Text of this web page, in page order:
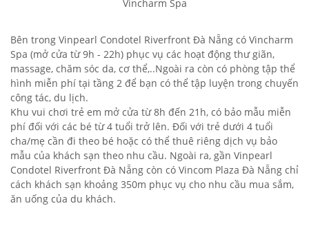
Vincharm Spa
Bên trong Vinpearl Condotel Riverfront Đà Nẵng có Vincharm
Spa (mở cửa từ 9h - 22h) phục vụ các hoạt động thư giãn,
massage, chăm sóc da, cơ thể,..Ngoài ra còn có phòng tập thể
hình miễn phí tại tầng 2 để bạn có thể tập luyện trong chuyến
công tác, du lịch.
Khu vui chơi trẻ em mở cửa từ 8h đến 21h, có bảo mẫu miễn
phí đối với các bé từ 4 tuổi trở lên. Đối với trẻ dưới 4 tuổi
cha/mẹ cần đi theo bé hoặc có thể thuê riêng dịch vụ bảo
mẫu của khách sạn theo nhu cầu. Ngoài ra, gần Vinpearl
Condotel Riverfront Đà Nẵng còn có Vincom Plaza Đà Nẵng chỉ
cách khách sạn khoảng 350m phục vụ cho nhu cầu mua sắm,
ăn uống của du khách.